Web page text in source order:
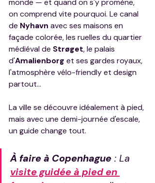
monde — et quand on s'y promène,
on comprend vite pourquoi. Le canal
de Nyhavn avec ses maisons en
façade colorée, les ruelles du quartier
médiéval de Strøget, le palais
d'Amalienborg et ses gardes royaux,
l'atmosphère vélo-friendly et design
partout…
La ville se découvre idéalement à pied,
mais avec une demi-journée d'escale,
un guide change tout.
À faire à Copenhague : La
visite guidée à pied en